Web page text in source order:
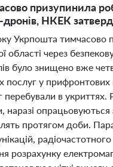
призупинила
дронів, НКЕК
Укрпошта тимчасово
області через
було знищено вже
послуг у прифронтових
перебували в
наразі
протягом доби.
розрахунку